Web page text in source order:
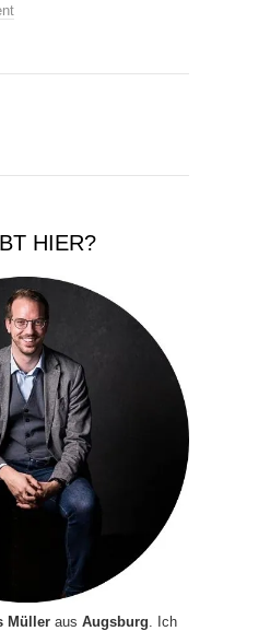
HIER?
Müller aus Augsburg . Ich